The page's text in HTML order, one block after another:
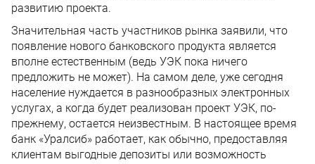
развитию проекта.
Значительная часть участников рынка заявили, что
появление нового банковского продукта является
вполне естественным (ведь УЭК пока ничего
предложить не может). На самом деле, уже сегодня
население нуждается в разнообразных электронных
услугах, а когда будет реализован проект УЭК, по-
прежнему, остается неизвестным. В настоящее время
банк «Уралсиб» работает, как обычно, предоставляя
клиентам выгодные депозиты или возможность